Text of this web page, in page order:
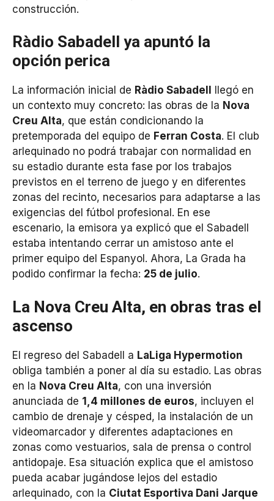
construcción.
Ràdio Sabadell ya apuntó la
opción perica
La información inicial de Ràdio Sabadell
llegó en
un contexto muy concreto: las obras de la Nova
Creu Alta, que están condicionando la
pretemporada del equipo de Ferran Costa. El club
arlequinado no podrá trabajar con normalidad en
su estadio durante esta fase por los trabajos
previstos en el terreno de juego y en diferentes
zonas del recinto, necesarios para adaptarse a las
exigencias del fútbol profesional. En ese
escenario, la emisora ya explicó que el Sabadell
estaba intentando cerrar un amistoso ante el
primer equipo del Espanyol. Ahora, La Grada ha
podido confirmar la fecha: 25 de julio.
La Nova Creu Alta, en obras tras el
ascenso
El regreso del Sabadell a LaLiga Hypermotion
obliga también a poner al día su estadio. Las obras
en la Nova Creu Alta, con una inversión
anunciada de 1,4 millones de euros, incluyen el
cambio de drenaje y césped, la instalación de un
videomarcador y diferentes adaptaciones en
zonas como vestuarios, sala de prensa o control
antidopaje. Esa situación explica que el amistoso
pueda acabar jugándose lejos del estadio
arlequinado, con la Ciutat Esportiva Dani Jarque